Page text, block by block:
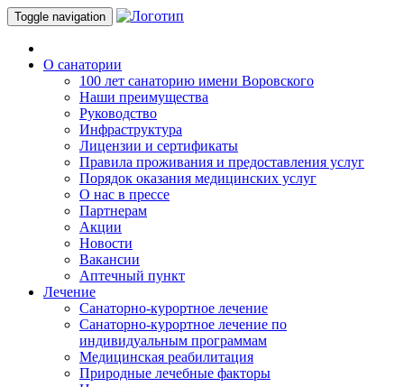
Toggle navigation
О санатории
100 лет санаторию имени Воровского
Наши преимущества
Руководство
Инфраструктура
Лицензии и сертификаты
Правила проживания и предоставления услуг
Порядок оказания медицинских услуг
О нас в прессе
Партнерам
Акции
Новости
Вакансии
Аптечный пункт
Лечение
Санаторно-курортное лечение
Санаторно-курортное лечение по
индивидуальным программам
Медицинская реабилитация
Природные лечебные факторы